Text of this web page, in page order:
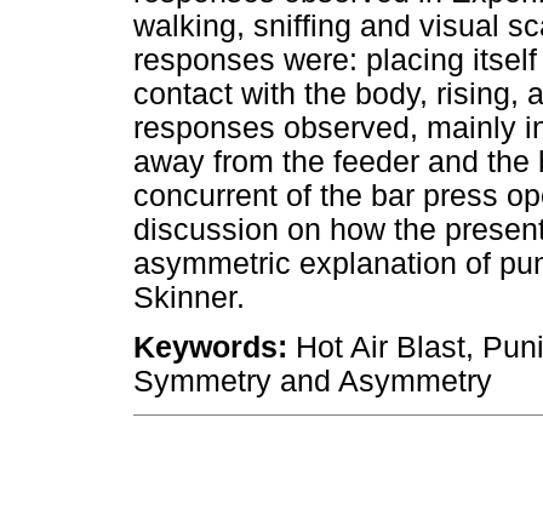
walking, sniffing and visual
responses were: placing
contact with the body, rising,
responses observed, mainly
away from the feeder and
concurrent of the bar press
discussion on how the
asymmetric explanation of
Skinner.
Keywords: Hot Air Blast,
Symmetry and Asymmetry